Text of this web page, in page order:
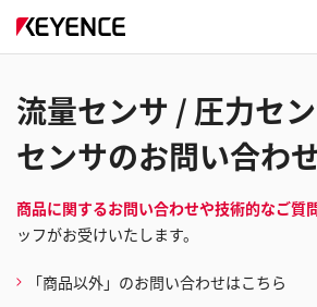
流量センサ / 圧力セ
センサのお問い合わ
商品に関するお問い合わせや技術的なご質問
ッフがお受けいたします。
「商品以外」のお問い合わせはこちら